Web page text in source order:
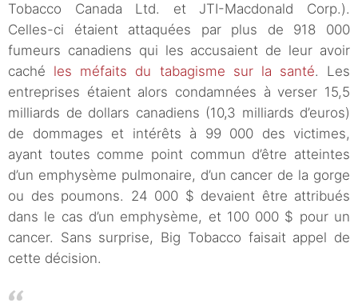
Tobacco Canada Ltd. et JTI-Macdonald Corp.).
Celles-ci étaient attaquées par plus de 918 000
fumeurs canadiens qui les accusaient de leur avoir
caché les méfaits du tabagisme sur la santé. Les
entreprises étaient alors condamnées à verser 15,5
milliards de dollars canadiens (10,3 milliards d’euros)
de dommages et intérêts à 99 000 des victimes,
ayant toutes comme point commun d’être atteintes
d’un emphysème pulmonaire, d’un cancer de la gorge
ou des poumons. 24 000 $ devaient être attribués
dans le cas d’un emphysème, et 100 000 $ pour un
cancer. Sans surprise, Big Tobacco faisait appel de
cette décision.